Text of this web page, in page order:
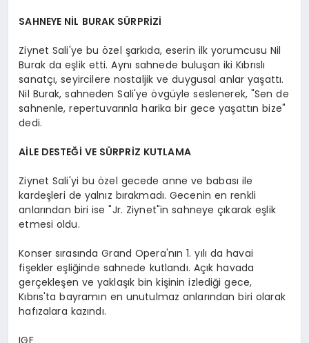
SAHNEYE NİL BURAK SÜRPRİZİ
Ziynet Sali'ye bu özel şarkıda, eserin ilk yorumcusu Nil
Burak da eşlik etti. Aynı sahnede buluşan iki Kıbrıslı
sanatçı, seyircilere nostaljik ve duygusal anlar yaşattı.
Nil Burak, sahneden Sali'ye övgüyle seslenerek, "Sen de
sahnenle, repertuvarınla harika bir gece yaşattın bize"
dedi.
AİLE DESTEĞİ VE SÜRPRİZ KUTLAMA
Ziynet Sali'yi bu özel gecede anne ve babası ile
kardeşleri de yalnız bırakmadı. Gecenin en renkli
anlarından biri ise "Jr. Ziynet"in sahneye çıkarak eşlik
etmesi oldu.
Konser sırasında Grand Opera'nın 1. yılı da havai
fişekler eşliğinde sahnede kutlandı. Açık havada
gerçekleşen ve yaklaşık bin kişinin izlediği gece,
Kıbrıs'ta bayramın en unutulmaz anlarından biri olarak
hafızalara kazındı.
IGF